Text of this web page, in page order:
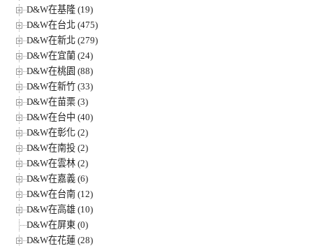
D&W在基隆 (19)
D&W在台北 (475)
D&W在新北 (279)
D&W在宜蘭 (24)
D&W在桃園 (88)
D&W在新竹 (33)
D&W在苗栗 (3)
D&W在台中 (40)
D&W在彰化 (2)
D&W在南投 (2)
D&W在雲林 (2)
D&W在嘉義 (6)
D&W在台南 (12)
D&W在高雄 (10)
D&W在屏東 (0)
D&W在花蓮 (28)